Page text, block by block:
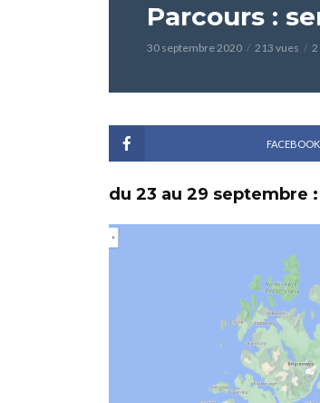
Parcours :
30 septembre 2020 213 vues 2
FACEBOOK
du 23 au 29 septembre